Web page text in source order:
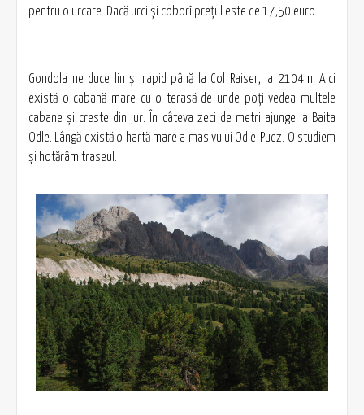
pentru o urcare. Dacă urci şi coborî preţul este de 17,50 euro.
Gondola ne duce lin şi rapid până la Col Raiser, la 2104m. Aici
există o cabană mare cu o terasă de unde poţi vedea multele
cabane şi creste din jur. În câteva zeci de metri ajunge la Baita
Odle. Lângă există o hartă mare a masivului Odle-Puez. O studiem
şi hotărâm traseul.